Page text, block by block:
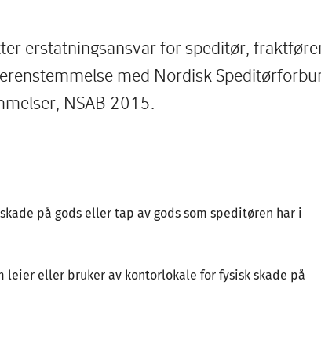
erstatningsansvar for speditør,
med Nordisk
NSAB 2015.
på gods eller tap av gods som speditøren har i
leier eller bruker av kontorlokale for fysisk skade på